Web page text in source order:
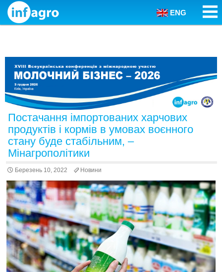
Skip to content
ENG
Постачання імпортованих харчових
продуктів і кормів в умовах воєнного
стану буде стабільним, –
Мінагрополітики
Березень 10, 2022 Новини